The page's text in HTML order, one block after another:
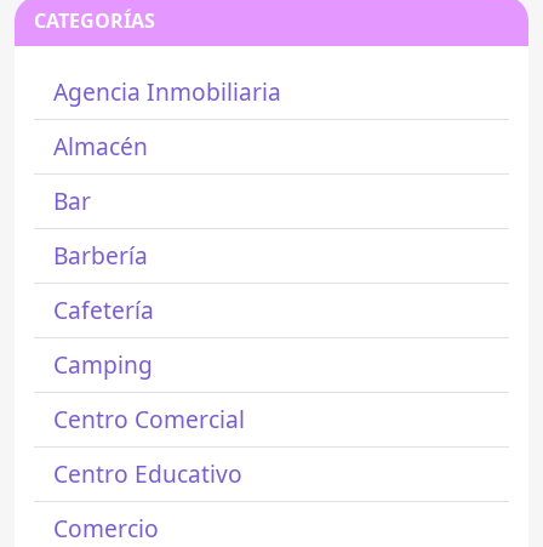
CATEGORÍAS
Agencia Inmobiliaria
Almacén
Bar
Barbería
Cafetería
Camping
Centro Comercial
Centro Educativo
Comercio